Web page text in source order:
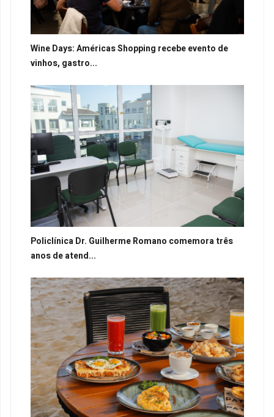
Wine Days: Américas Shopping recebe evento de
vinhos, gastro...
Policlínica Dr. Guilherme Romano comemora três
anos de atend...